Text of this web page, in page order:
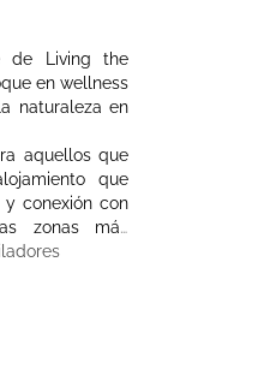
de Living the
en wellness
naturaleza en
aquellos que
que
conexión con
zonas más